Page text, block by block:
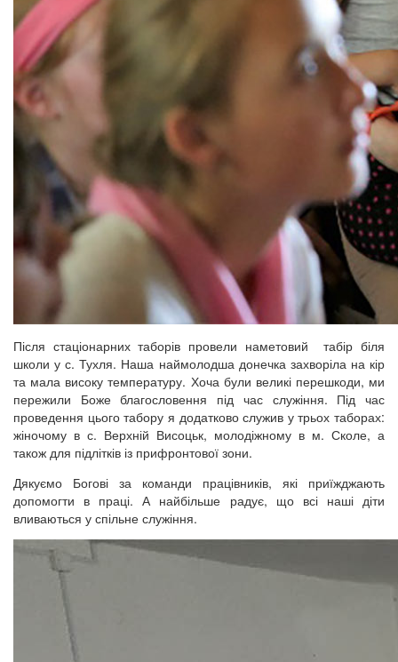
Після стаціонарних таборів провели наметовий табір біля
школи у с. Тухля. Наша наймолодша донечка захворіла на кір
та мала високу температуру. Хоча були великі перешкоди, ми
пережили Боже благословення під час служіння. Під час
проведення цього табору я додатково служив у трьох таборах:
жіночому в с. Верхній Висоцьк, молодіжному в м. Сколе, а
також для підлітків із прифронтової зони.
Дякуємо Богові за команди працівників, які приїжджають
допомогти в праці. А найбільше радує, що всі наші діти
вливаються у спільне служіння.